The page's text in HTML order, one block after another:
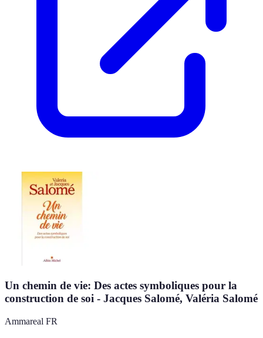
Un chemin de vie: Des actes symboliques pour la
construction de soi - Jacques Salomé, Valéria Salomé
Ammareal FR